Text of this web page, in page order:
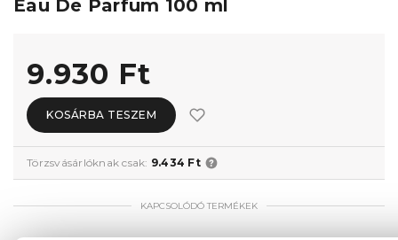
Eau De Parfum 100 ml
9.930 Ft
KOSÁRBA TESZEM
Törzsvásárlóknak csak: 9.434 Ft
KAPCSOLÓDÓ TERMÉKEK